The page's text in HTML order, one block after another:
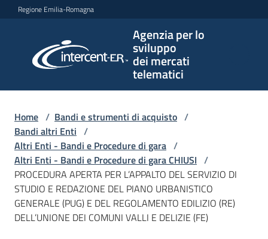
Vai al contenuto
Vai alla navigazione
Vai al footer
Regione Emilia-Romagna
Agenzia per lo
sviluppo
dei mercati
telematici
per lo
sviluppo
telematici
L'Agenzia
Bandi
Home / Bandi e strumenti di acquisto /
Bandi altri Enti /
Altri Enti - Bandi e Procedure di gara /
Altri Enti - Bandi e Procedure di gara CHIUSI /
PROCEDURA APERTA PER L’APPALTO DEL SERVIZIO DI
STUDIO E REDAZIONE DEL PIANO URBANISTICO
GENERALE (PUG) E DEL REGOLAMENTO EDILIZIO (RE)
DELL’UNIONE DEI COMUNI VALLI E DELIZIE (FE)